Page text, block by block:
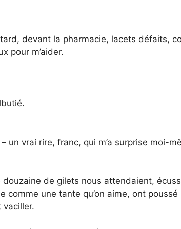
devant la pharmacie, lacets défaits,
pour m’aider.
un vrai rire, franc, qui m’a surprise moi-
de gilets nous attendaient,
comme une tante qu’on aime, ont poussé
vaciller.